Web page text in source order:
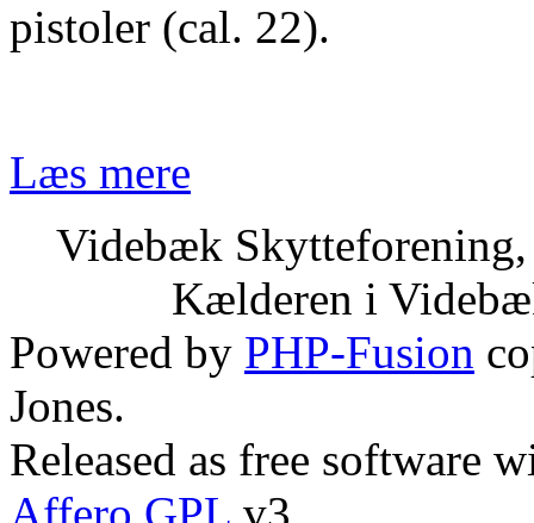
pistoler (cal. 22).
Læs mere
Videbæk
Kælderen i
Powered by PHP-Fusion
Jones.
Released as free software